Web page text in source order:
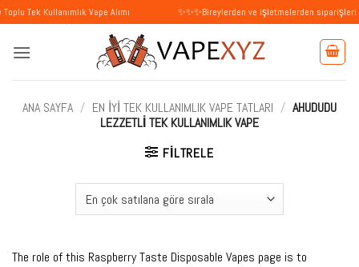
İçeriğe
atla
Vape Alımı ✨✨✨Bireylerden ve işletmelerden siparişleri kabul
ANA SAYFA / EN İYI TEK KULLANIMLIK VAPE TATLARI / AHUDUDU
LEZZETLI TEK KULLANIMLIK VAPE
FILTRELE
The role of this Raspberry Taste Disposable Vapes page is to